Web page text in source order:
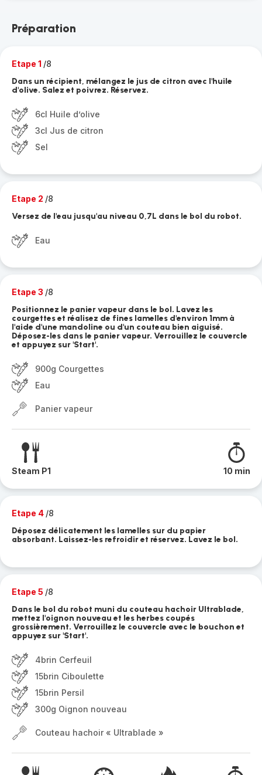
Préparation
Etape 1 /8
Dans un récipient, mélangez le jus de citron avec l'huile
d'olive. Salez et poivrez. Réservez.
6cl Huile d’olive
3cl Jus de citron
Sel
Etape 2 /8
Versez de l'eau jusqu'au niveau 0,7L dans le bol du robot.
Eau
Etape 3 /8
Positionnez le panier vapeur dans le bol. Lavez les
courgettes et réalisez de fines lamelles d'environ 1mm à
l'aide d'une mandoline ou d'un couteau bien aiguisé.
Déposez-les dans le panier vapeur. Verrouillez le couvercle
et appuyez sur 'Start'.
900g Courgettes
Eau
Panier vapeur
Steam P1 10 min
Etape 4 /8
Déposez délicatement les lamelles sur du papier
absorbant. Laissez-les refroidir et réservez. Lavez le bol.
Etape 5 /8
Dans le bol du robot muni du couteau hachoir Ultrablade,
mettez l'oignon nouveau et les herbes coupés
grossièrement. Verrouillez le couvercle avec le bouchon et
appuyez sur 'Start'.
4brin Cerfeuil
15brin Ciboulette
15brin Persil
300g Oignon nouveau
Couteau hachoir « Ultrablade »